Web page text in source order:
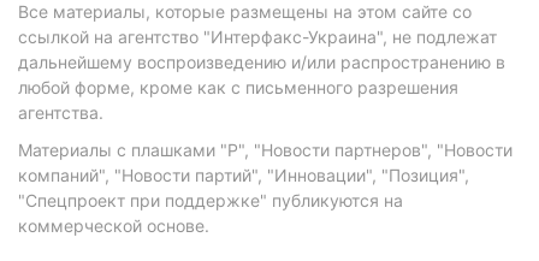
Все материалы, которые размещены на этом сайте со
ссылкой на агентство "Интерфакс-Украина", не подлежат
дальнейшему воспроизведению и/или распространению в
любой форме, кроме как с письменного разрешения
агентства.
Материалы с плашками "Р", "Новости партнеров", "Новости
компаний", "Новости партий", "Инновации", "Позиция",
"Спецпроект при поддержке" публикуются на
коммерческой основе.